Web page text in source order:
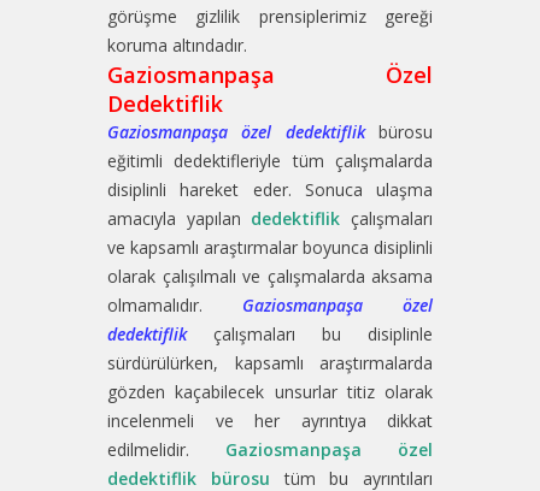
görüşme gizlilik prensiplerimiz gereği
koruma altındadır.
Gaziosmanpaşa Özel
Dedektiflik
Gaziosmanpaşa özel dedektiflikbürosu
eğitimli dedektifleriyle tüm çalışmalarda
disiplinli hareket eder. Sonuca ulaşma
amacıyla yapılan dedektiflik çalışmaları
ve kapsamlı araştırmalar boyunca disiplinli
olarak çalışılmalı ve çalışmalarda aksama
olmamalıdır. Gaziosmanpaşa özel
dedektiflikçalışmaları bu disiplinle
sürdürülürken, kapsamlı araştırmalarda
gözden kaçabilecek unsurlar titiz olarak
incelenmeli ve her ayrıntıya dikkat
edilmelidir. Gaziosmanpaşa özel
dedektiflik bürosu tüm bu ayrıntıları